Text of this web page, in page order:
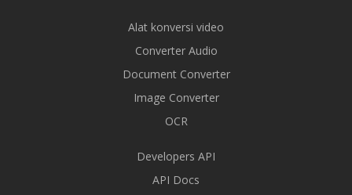
Alat konversi video
Converter Audio
Document Converter
Image Converter
OCR
Developers API
API Docs